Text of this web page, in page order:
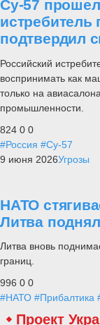
Су-57
истребитель
подтвердил
Российский
воспринимать как
только на
промышленности.
824 0 0
#Россия #Су-57
9 июня 2026Угрозы
НАТО
Литва
Литва вновь
границ.
996 0 0
#НАТО #Прибалтика
Проект